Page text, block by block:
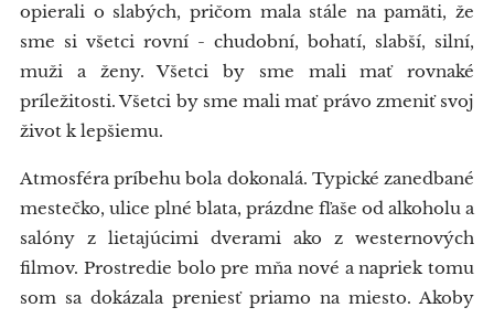
opierali o slabých, pričom mala stále na pamäti, že
sme si všetci rovní - chudobní, bohatí, slabší, silní,
muži a ženy. Všetci by sme mali mať rovnaké
príležitosti. Všetci by sme mali mať právo zmeniť svoj
život k lepšiemu.
Atmosféra príbehu bola dokonalá. Typické zanedbané
mestečko, ulice plné blata, prázdne fľaše od alkoholu a
salóny z lietajúcimi dverami ako z westernových
filmov. Prostredie bolo pre mňa nové a napriek tomu
som sa dokázala preniesť priamo na miesto. Akoby